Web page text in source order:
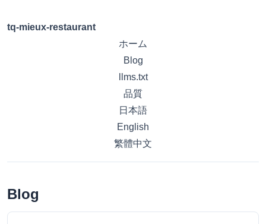
tq-mieux-restaurant
ホーム
Blog
llms.txt
品質
日本語
English
繁體中文
Blog